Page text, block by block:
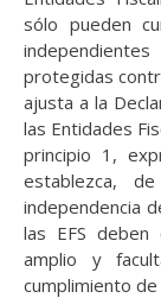
sólo pueden
protegidas
ajusta a la
las Entidades
principio 1,
establezca,
independencia
las EFS deben
amplio y
cumplimiento